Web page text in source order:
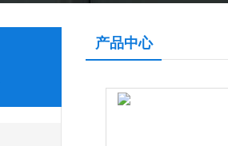
产品中心